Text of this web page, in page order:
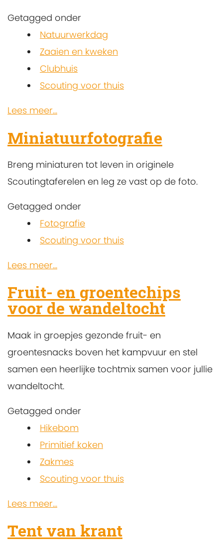
Getagged onder
Natuurwerkdag
Zaaien en kweken
Clubhuis
Scouting voor thuis
Lees meer...
Miniatuurfotografie
Breng miniaturen tot leven in originele
Scoutingtaferelen en leg ze vast op de foto.
Getagged onder
Fotografie
Scouting voor thuis
Lees meer...
Fruit- en groentechips
voor de wandeltocht
Maak in groepjes gezonde fruit- en
groentesnacks boven het kampvuur en stel
samen een heerlijke tochtmix samen voor jullie
wandeltocht.
Getagged onder
Hikebom
Primitief koken
Zakmes
Scouting voor thuis
Lees meer...
Tent van krant